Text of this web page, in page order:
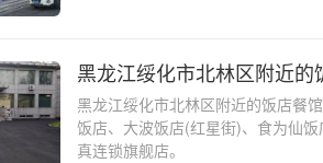
黑龙江绥化市北林区附近的
黑龙江绥化市北林区附近的饭店餐
饭店、大波饭店(红星街)、食为仙
真连锁旗舰店。